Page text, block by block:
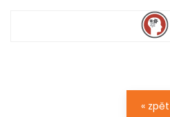
« zpět